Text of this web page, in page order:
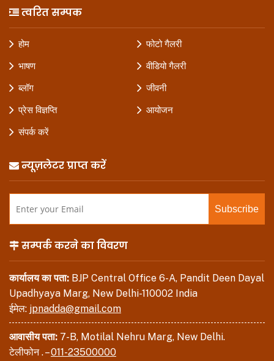
त्वरित सम्पक
होम फोटो गैलरी
भाषण वीडियो गैलरी
ब्लॉग जीवनी
प्रेस विज्ञप्ति आयोजन
संपर्क करें
न्यूज़लेटर प्राप्त करें
सम्पर्क करने का विवरण
कार्यालय का पता: BJP Central Office 6-A, Pandit Deen Dayal
Upadhyaya Marg, New Delhi-110002 India
ईमेल: jpnadda@gmail.com
आवासीय पता: 7-B, Motilal Nehru Marg, New Delhi.
टेलीफोन . –011-23500000